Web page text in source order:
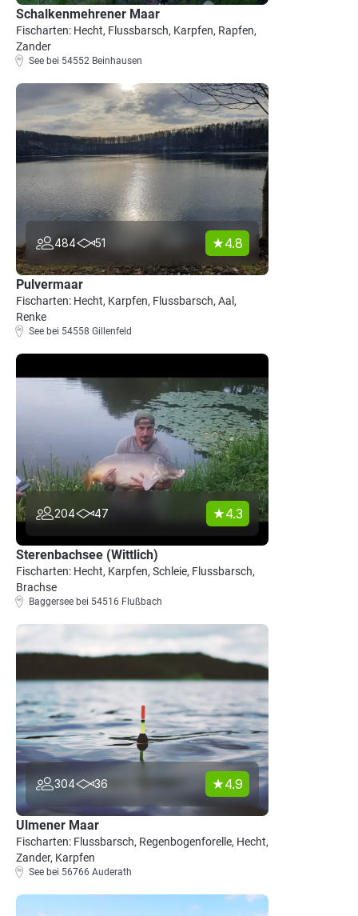
Schalkenmehrener Maar
Fischarten: Hecht, Flussbarsch, Karpfen, Rapfen,
Zander
See bei 54552 Beinhausen
484 51 4.8
Pulvermaar
Fischarten: Hecht, Karpfen, Flussbarsch, Aal,
Renke
See bei 54558 Gillenfeld
204 47 4.3
Sterenbachsee (Wittlich)
Fischarten: Hecht, Karpfen, Schleie, Flussbarsch,
Brachse
Baggersee bei 54516 Flußbach
304 36 4.9
Ulmener Maar
Fischarten: Flussbarsch, Regenbogenforelle, Hecht,
Zander, Karpfen
See bei 56766 Auderath